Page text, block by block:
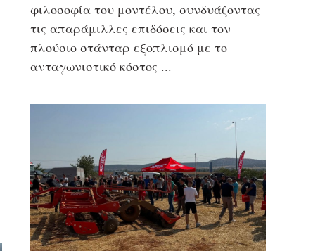
φιλοσοφία του μοντέλου, συνδυάζοντας
τις απαράμιλλες επιδόσεις και τον
πλούσιο στάνταρ εξοπλισμό με το
ανταγωνιστικό κόστος